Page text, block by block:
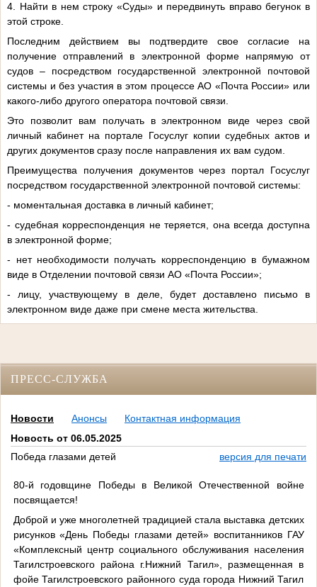
4. Найти в нем строку «Суды» и передвинуть вправо бегунок в
этой строке.
Последним действием вы подтвердите свое согласие на
получение отправлений в электронной форме напрямую от
судов – посредством государственной электронной почтовой
системы и без участия в этом процессе АО «Почта России» или
какого-либо другого оператора почтовой связи.
Это позволит вам получать в электронном виде через свой
личный кабинет на портале Госуслуг копии судебных актов и
других документов сразу после направления их вам судом.
Преимущества получения документов через портал Госуслуг
посредством государственной электронной почтовой системы:
- моментальная доставка в личный кабинет;
- судебная корреспонденция не теряется, она всегда доступна
в электронной форме;
- нет необходимости получать корреспонденцию в бумажном
виде в Отделении почтовой связи АО «Почта России»;
- лицу, участвующему в деле, будет доставлено письмо в
электронном виде даже при смене места жительства.
ПРЕСС-СЛУЖБА
Новости Анонсы
Контактная информация
Новость от 06.05.2025
Победа глазами детей
версия для печати
80-й годовщине Победы в Великой Отечественной войне
посвящается!
Доброй и уже многолетней традицией стала выставка детских
рисунков «День Победы глазами детей» воспитанников ГАУ
«Комплексный центр социального обслуживания населения
Тагилстроевского района г.Нижний Тагил», размещенная в
фойе Тагилстроевского районного суда города Нижний Тагил